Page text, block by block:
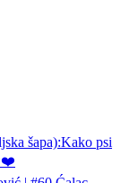
šapa):Kako psi